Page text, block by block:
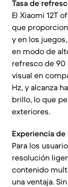
Tasa de
El Xiaomi 12T
que
y en los
en modo de
refresco de 90
visual en
Hz, y alcanza
brillo, lo que
exteriores.
Experiencia
Para los
resolución
contenido
una ventaja.